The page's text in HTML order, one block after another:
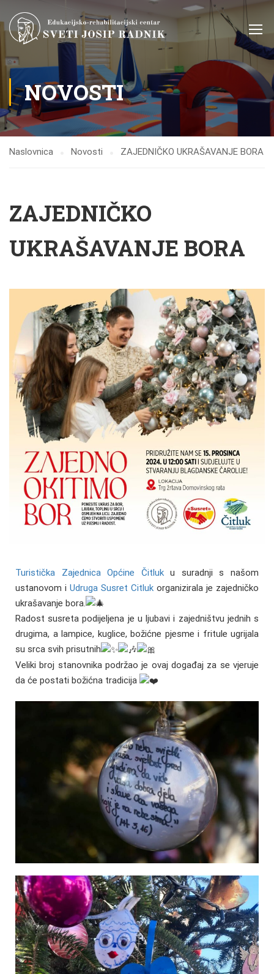
NOVOSTI
Naslovnica Novosti ZAJEDNIČKO UKRAŠAVANJE BORA
ZAJEDNIČKO
UKRAŠAVANJE BORA
Turistička Zajednica Općine Čitluku suradnji s našom
ustanovom i Udruga Susret Citluk organizirala je zajedničko
ukrašavanje bora.
Radost susreta podijeljena je u ljubavi i zajedništvu jednih s
drugima, a lampice, kuglice, božićne pjesme i fritule ugrijala
su srca svih prisutnih
Veliki broj stanovnika podržao je ovaj događaj za se vjeruje
da će postati božićna tradicija